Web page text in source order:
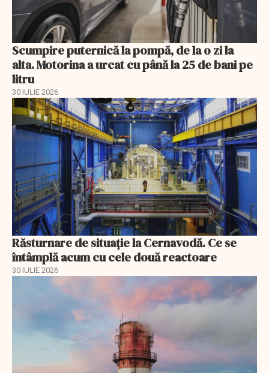
Scumpire puternică la pompă, de la o zi la
alta. Motorina a urcat cu până la 25 de bani pe
litru
30 IULIE 2026
Răsturnare de situație la Cernavodă. Ce se
întâmplă acum cu cele două reactoare
30 IULIE 2026